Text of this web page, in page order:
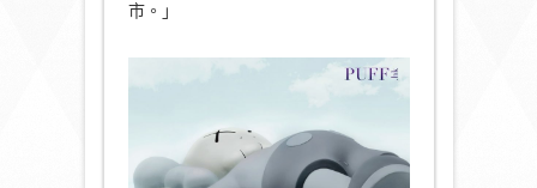
市。」